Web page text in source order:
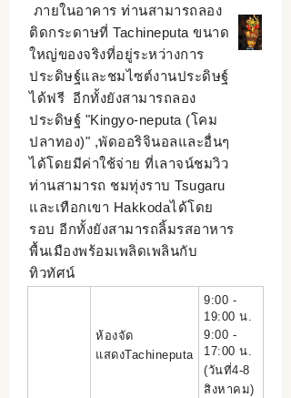
ภายในอาคาร ท่านสามารถลอง
ติดกระดาษที่ Tachineputa ขนาด
ใหญ่ของจริงที่อยู่ระหว่างการ
ประดิษฐ์และชมไซต์งานประดิษฐ์
ได้ฟรี อีกทั้งยังสามารถลอง
ประดิษฐ์ "Kingyo-neputa (โคม
ปลาทอง)" ,พัดออริจินอลและอื่นๆ
ได้โดยมีค่าใช้จ่าย ที่เลาจน์ชมวิว
ท่านสามารถ ชมทุ่งราบ Tsugaru
และเทือกเขา Hakkodaได้โดย
รอบ อีกทั้งยังสามารถลิ้มรสอาหาร
พื้นเมืองพร้อมเพลิดเพลินกับ
ทิวทัศน์
ห้องจัด
แสดงTachineputa
9:00 -
19:00 น.
9:00 -
17:00 น.
(วันที่4-8
สิงหาคม)